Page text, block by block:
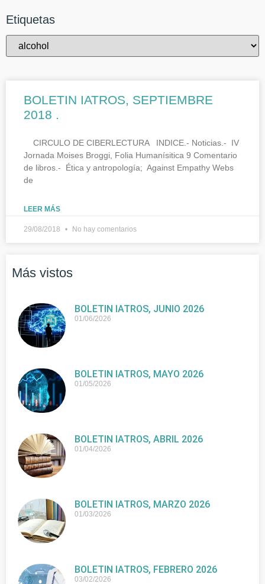
Etiquetas
BOLETIN IATROS, SEPTIEMBRE
2018 .
CIRCULO DE CIBERLECTURA INDICE.- Noticias.- IV
Jornada Moises Broggi, Folia Humanísitica 9 Comentario
de libros.- Ética y antropología; Against Empathy Webs
de
LEER MÁS
29/08/2018 No hay comentarios
Más vistos
BOLETIN IATROS, JUNIO 2026
01/06/2026
BOLETIN IATROS, MAYO 2026
01/05/2026
BOLETIN IATROS, ABRIL 2026
01/04/2026
BOLETIN IATROS, MARZO 2026
01/03/2026
BOLETIN IATROS, FEBRERO 2026
03/02/2026